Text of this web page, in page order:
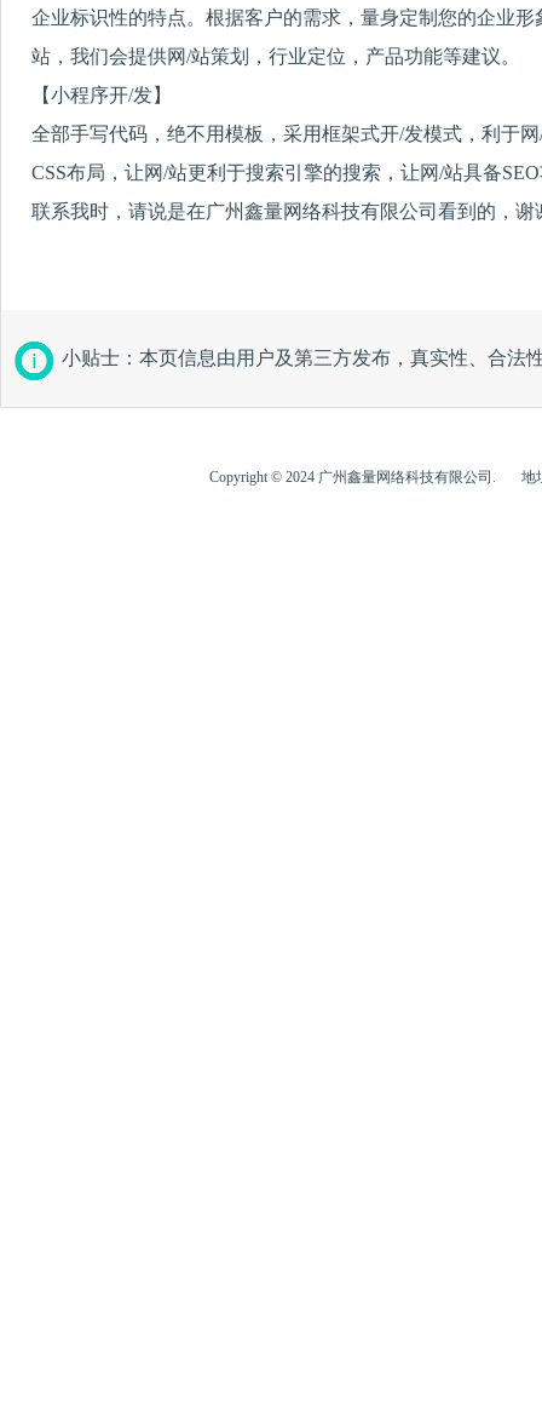
企业标识性的特点。根据客户的需求，量身定制您的企业
站，我们会提供网/站策划，行业定位，产品功能等建议。
【小程序开/发】
全部手写代码，绝不用模板，采用框架式开/发模式，利于
CSS布局，让网/站更利于搜索引擎的搜索，让网/站具备
联系我时，请说是在广州鑫量网络科技有限公司看到的，谢
小贴士：本页信息由用户及第三方发布，真实性、合法
Copyright © 2024 广州鑫量网络科技有限公司.